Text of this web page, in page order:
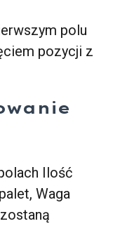
polu
pozycji z
Ilość
Waga